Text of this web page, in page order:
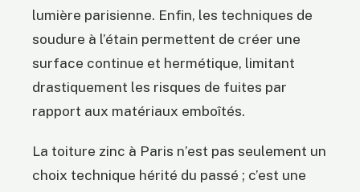
lumière parisienne. Enfin, les techniques de
soudure à l’étain permettent de créer une
surface continue et hermétique, limitant
drastiquement les risques de fuites par
rapport aux matériaux emboîtés.
La toiture zinc à Paris n’est pas seulement un
choix technique hérité du passé ; c’est une